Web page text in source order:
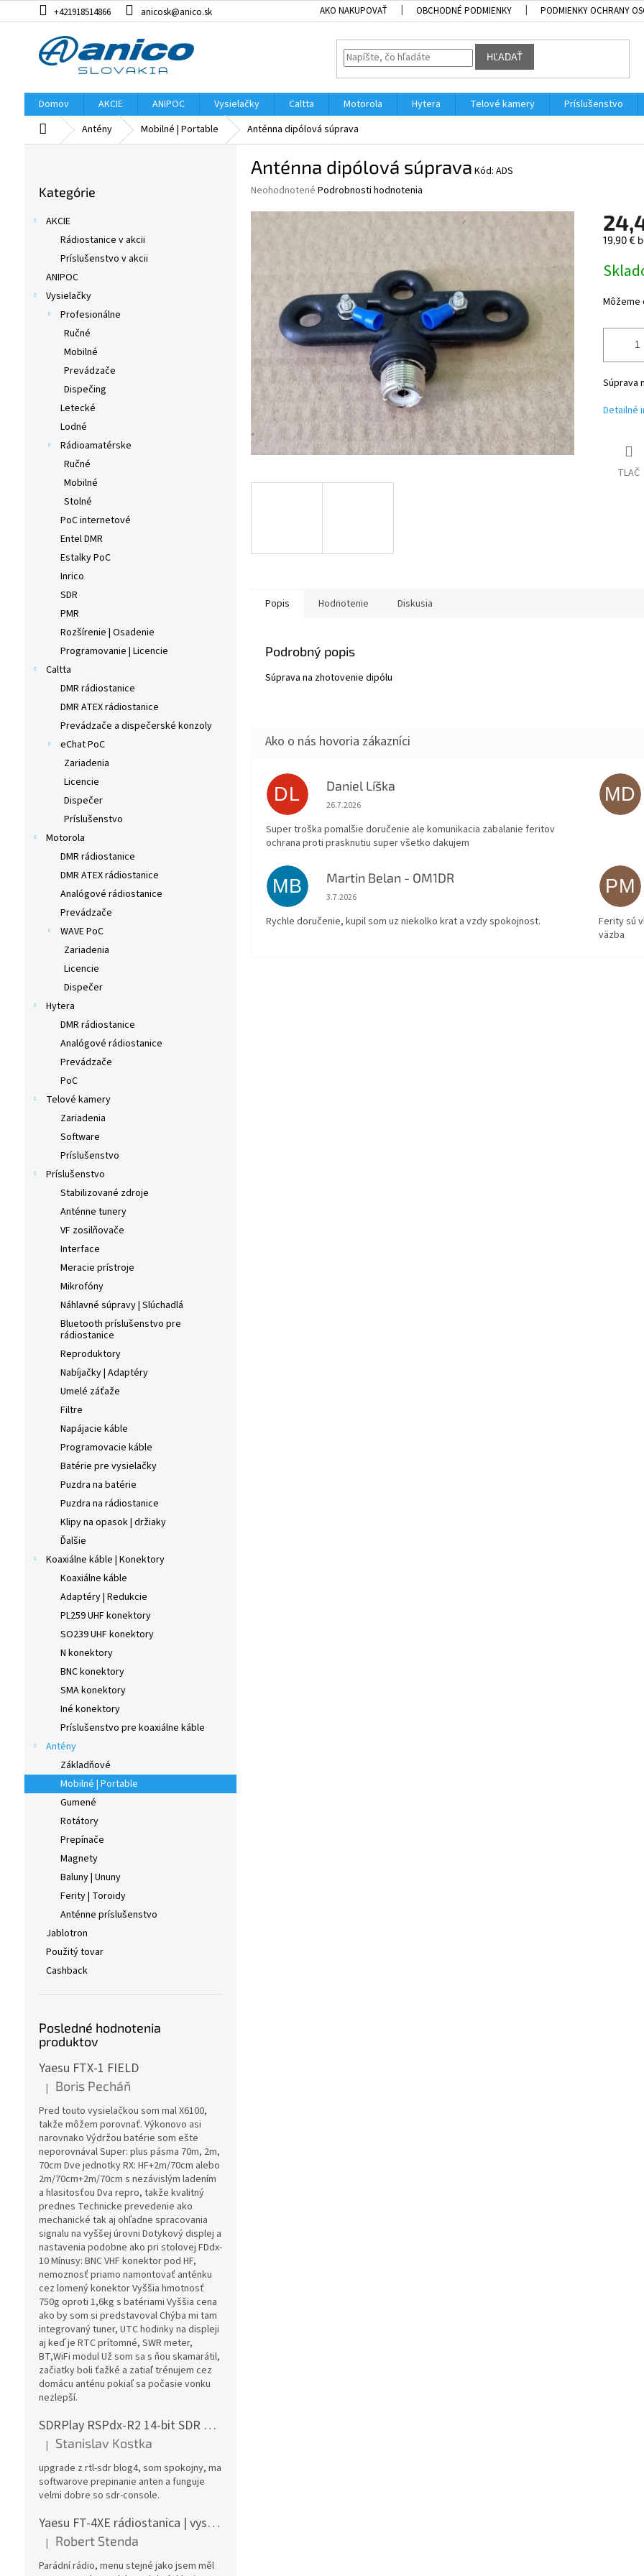
na
+421918514866 anicosk@anico.sk AKO NAKUPOVAŤ OBCHODNÉ PODMIENKY PODMIENKY OCHRANY
HĽADAŤ
Domov AKCIE ANIPOC Vysielačky Caltta Motorola Hytera Telové kamery Príslušenstvo
DomovAntény Mobilné | Portable Anténna dipólová súprava
kategórie
Kategórie
AKCIE
Rádiostanice v akcii
Príslušenstvo v akcii
ANIPOC
Vysielačky
Profesionálne
Ručné
Mobilné
Prevádzače
Dispečing
Letecké
Lodné
Rádioamatérske
Ručné
Mobilné
Stolné
PoC internetové
Entel DMR
Estalky PoC
Inrico
SDR
PMR
Rozšírenie | Osadenie
Programovanie | Licencie
Caltta
DMR rádiostanice
DMR ATEX rádiostanice
Prevádzače a dispečerské konzoly
eChat PoC
Zariadenia
Licencie
Dispečer
Príslušenstvo
Motorola
DMR rádiostanice
DMR ATEX rádiostanice
Analógové rádiostanice
Prevádzače
WAVE PoC
Zariadenia
Licencie
Dispečer
Hytera
DMR rádiostanice
Analógové rádiostanice
Prevádzače
PoC
Telové kamery
Zariadenia
Software
Príslušenstvo
Príslušenstvo
Stabilizované zdroje
Anténne tunery
VF zosilňovače
Interface
Meracie prístroje
Mikrofóny
Náhlavné súpravy | Slúchadlá
Bluetooth príslušenstvo pre
rádiostanice
Reproduktory
Nabíjačky | Adaptéry
Umelé záťaže
Filtre
Napájacie káble
Programovacie káble
Batérie pre vysielačky
Puzdra na batérie
Puzdra na rádiostanice
Klipy na opasok | držiaky
Ďalšie
Koaxiálne káble | Konektory
Koaxiálne káble
Adaptéry | Redukcie
PL259 UHF konektory
SO239 UHF konektory
N konektory
BNC konektory
SMA konektory
Iné konektory
Príslušenstvo pre koaxiálne káble
Antény
Základňové
Mobilné | Portable
Gumené
Rotátory
Prepínače
Magnety
Baluny | Ununy
Ferity | Toroidy
Anténne príslušenstvo
Jablotron
Použitý tovar
Cashback
Posledné hodnotenia
produktov
Yaesu FTX-1 FIELD
Hodnotenie produktu je 5 z 5 hviezdičiek.
| Boris Pecháň
Pred touto vysielačkou som mal X6100,
takže môžem porovnať. Výkonovo asi
narovnako Výdržou batérie som ešte
neporovnával Super: plus pásma 70m, 2m,
70cm Dve jednotky RX: HF+2m/70cm alebo
2m/70cm+2m/70cm s nezávislým ladením
a hlasitosťou Dva repro, takže kvalitný
prednes Technicke prevedenie ako
mechanické tak aj ohľadne spracovania
signalu na vyššej úrovni Dotykový displej a
nastavenia podobne ako pri stolovej FDdx-
10 Mínusy: BNC VHF konektor pod HF,
nemoznosť priamo namontovať anténku
cez lomený konektor Vyššia hmotnosť
750g oproti 1,6kg s batériami Vyššia cena
ako by som si predstavoval Chýba mi tam
integrovaný tuner, UTC hodinky na displeji
aj keď je RTC prítomné, SWR meter,
BT,WiFi modul Už som sa s ňou skamarátil,
začiatky boli ťažké a zatiaľ trénujem cez
domácu anténu pokiaľ sa počasie vonku
nezlepší.
SDRPlay RSPdx-R2 14-bit SDR prijímač 1kHz-2GHz
Hodnotenie produktu je 5 z 5 hviezdičiek.
| Stanislav Kostka
upgrade z rtl-sdr blog4, som spokojny, ma
softwarove prepinanie anten a funguje
velmi dobre so sdr-console.
Yaesu FT-4XE rádiostanica | vysielačka
Hodnotenie produktu je 5 z 5 hviezdičiek.
| Robert Stenda
Parádní rádio, menu stejné jako jsem měl
Anténna dipólová súprava Kód: ADS
Priemerné
hviezdičiek.
Neohodnotené Podrobnosti hodnotenia
19,90 €
cena:
Môžeme
Súprava
Detailné
TLAČ
Popis Hodnotenie Diskusia
Podrobný popis
Súprava na zhotovenie dipólu
DL Daniel Líška
Hodnotenie obchodu je 5 z 5 hviezdičiek.
26.7.2026
Super troška pomalšie doručenie ale komunikacia zabalanie feritov
ochrana proti prasknutiu super všetko dakujem
MD
MB Martin Belan - OM1DR
Hodnotenie obchodu je 5 z 5 hviezdičiek.
3.7.2026
Rychle doručenie, kupil som uz niekolko krat a vzdy spokojnost.
PM
Ferity sú
väzba